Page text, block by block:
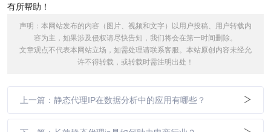
有所帮助！
声明：本网站发布的内容（图片、视频和文字）以用户投稿、用户转载内
容为主，如果涉及侵权请尽快告知，我们将会在第一时间删除。
文章观点不代表本网站立场，如需处理请联系客服。本站原创内容未经允
许不得转载，或转载时需注明出处！
上一篇：静态代理IP在数据分析中的应用有哪些？